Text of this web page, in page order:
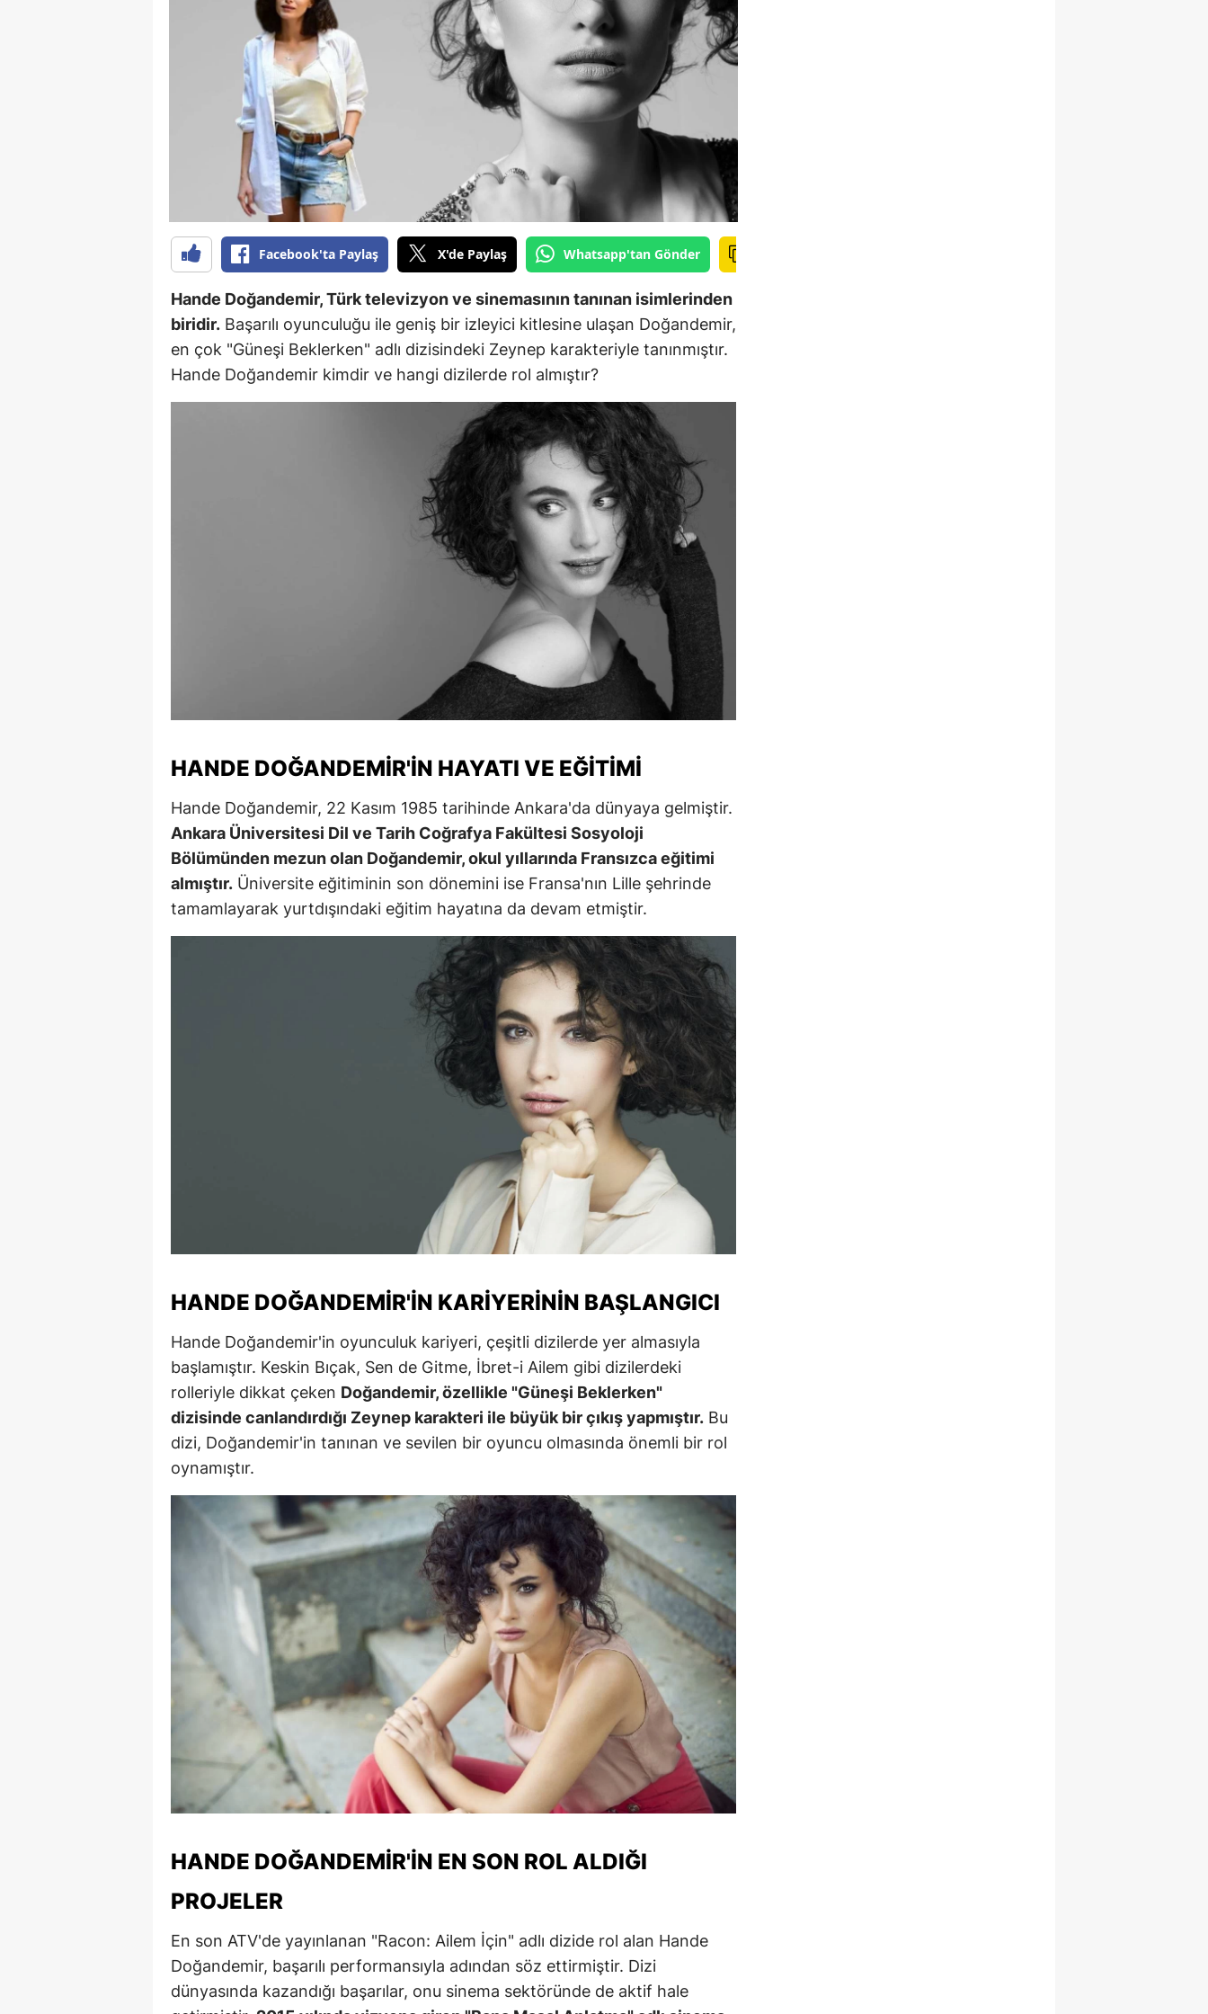
Çanakkale
Çankırı
Çorum
Denizli
Diyarbakır
Erzincan
Erzurum
Gümüşhane
Hakkari
Hatay
Mersin
İstanbul
İzmir
Kars
Kastamonu
Kayseri
Kırklareli
Malatya
Kahramanmaraş
Mardin
Muğla
Muş
Niğde
Ordu
Sakarya
Samsun
Siirt
Sinop
Sivas
Tekirdağ
Trabzon
Şanlıurfa
Uşak
Van
Facebook'ta Paylaş X'de Paylaş Whatsapp'tan Gönder
Hande Doğandemir, Türk televizyon ve sinemasının tanınan isimlerinden
biridir. Başarılı oyunculuğu ile geniş bir izleyici kitlesine ulaşan Doğandemir,
en çok "Güneşi Beklerken" adlı dizisindeki Zeynep karakteriyle tanınmıştır.
Hande Doğandemir kimdir ve hangi dizilerde rol almıştır?
HANDE DOĞANDEMIR'IN HAYATI VE EĞITIMI
Hande Doğandemir, 22 Kasım 1985 tarihinde Ankara'da dünyaya gelmiştir.
Ankara Üniversitesi Dil ve Tarih Coğrafya Fakültesi Sosyoloji
Bölümünden mezun olan Doğandemir, okul yıllarında Fransızca eğitimi
almıştır. Üniversite eğitiminin son dönemini ise Fransa'nın Lille şehrinde
tamamlayarak yurtdışındaki eğitim hayatına da devam etmiştir.
HANDE DOĞANDEMIR'IN KARIYERININ BAŞLANGICI
Hande Doğandemir'in oyunculuk kariyeri, çeşitli dizilerde yer almasıyla
başlamıştır. Keskin Bıçak, Sen de Gitme, İbret-i Ailem gibi dizilerdeki
rolleriyle dikkat çeken Doğandemir, özellikle "Güneşi Beklerken"
dizisinde canlandırdığı Zeynep karakteri ile büyük bir çıkış yapmıştır. Bu
dizi, Doğandemir'in tanınan ve sevilen bir oyuncu olmasında önemli bir rol
oynamıştır.
HANDE DOĞANDEMIR'IN EN SON ROL ALDIĞI
PROJELER
En son ATV'de yayınlanan "Racon: Ailem İçin" adlı dizide rol alan Hande
Doğandemir, başarılı performansıyla adından söz ettirmiştir. Dizi
dünyasında kazandığı başarılar, onu sinema sektöründe de aktif hale